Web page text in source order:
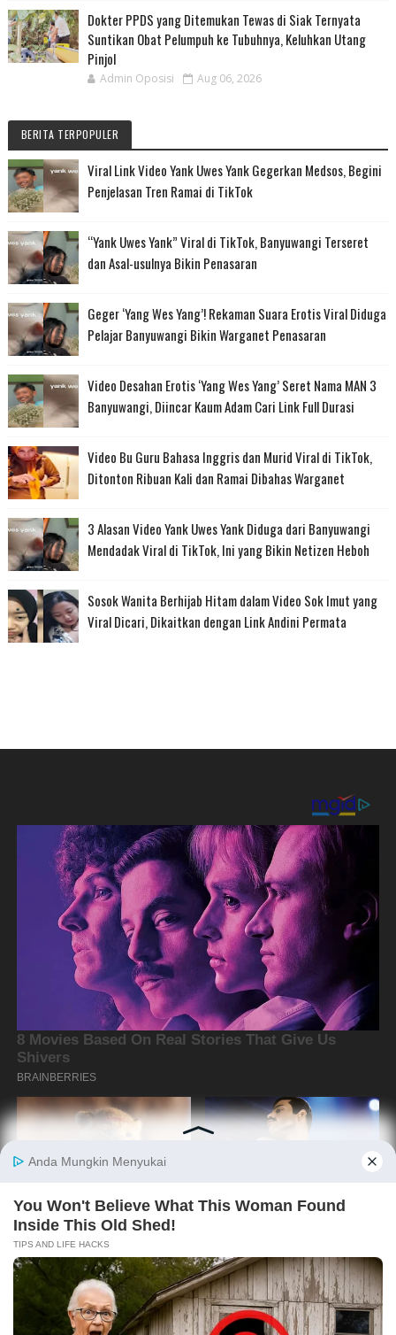
Dokter PPDS yang Ditemukan Tewas di Siak Ternyata
Suntikan Obat Pelumpuh ke Tubuhnya, Keluhkan Utang
Pinjol
Admin Oposisi Aug 06, 2026
BERITA TERPOPULER
Viral Link Video Yank Uwes Yank Gegerkan Medsos, Begini
Penjelasan Tren Ramai di TikTok
“Yank Uwes Yank” Viral di TikTok, Banyuwangi Terseret
dan Asal-usulnya Bikin Penasaran
Geger ‘Yang Wes Yang’! Rekaman Suara Erotis Viral Diduga
Pelajar Banyuwangi Bikin Warganet Penasaran
Video Desahan Erotis ‘Yang Wes Yang’ Seret Nama MAN 3
Banyuwangi, Diincar Kaum Adam Cari Link Full Durasi
Video Bu Guru Bahasa Inggris dan Murid Viral di TikTok,
Ditonton Ribuan Kali dan Ramai Dibahas Warganet
3 Alasan Video Yank Uwes Yank Diduga dari Banyuwangi
Mendadak Viral di TikTok, Ini yang Bikin Netizen Heboh
Sosok Wanita Berhijab Hitam dalam Video Sok Imut yang
Viral Dicari, Dikaitkan dengan Link Andini Permata